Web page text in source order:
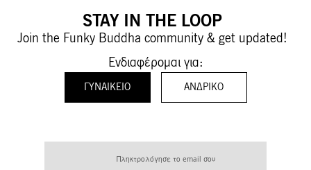
STAY IN THE LOOP
Join the Funky Buddha community & get updated!
Ενδιαφέρομαι για:
ΓΥΝΑΙΚΕΊΟ ΑΝΔΡΙΚΌ